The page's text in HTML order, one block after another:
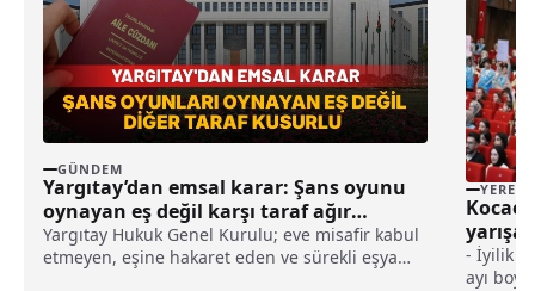
GÜNDEM
Yargıtay’dan emsal karar: Şans oyunu
oynayan eş değil karşı taraf ağır
kusurlu sayıldı
Yargıtay Hukuk Genel Kurulu; eve misafir kabul
etmeyen, eşine hakaret eden ve sürekli eşya
YEREL
- İyilik
ayı